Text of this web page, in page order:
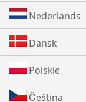
Nederlands
Dansk
Polskie
Čeština